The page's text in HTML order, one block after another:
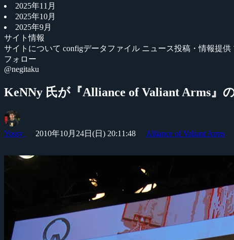
2025年11月
2025年10月
2025年9月
サイト情報
サイトについて configデータファイル ニュース投稿・情報提供
フォロー
@negitaku
KeNNy 氏が『Alliance of Valiant Arms』
Yossy 2010年10月24日(日) 20:11:48 Alliance of Valiant Arms